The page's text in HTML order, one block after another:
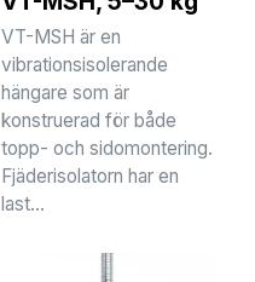
VT-MSH är en
vibrationsisolerande
hängare som är
konstruerad för både
topp- och sidomontering.
Fjäderisolatorn har en
last...